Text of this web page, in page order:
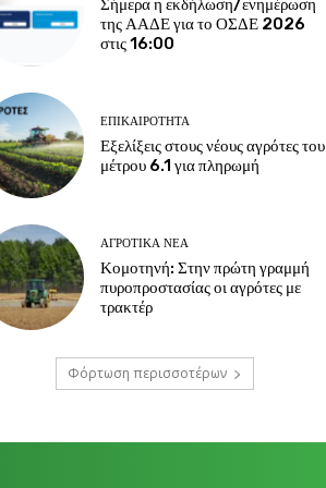
Σήμερα η εκδήλωση/ενημέρωση
της ΑΑΔΕ για το ΟΣΔΕ 2026
στις 16:00
ΕΠΙΚΑΙΡΌΤΗΤΑ
Εξελίξεις στους νέους αγρότες του
μέτρου 6.1 για πληρωμή
ΑΓΡΟΤΙΚΆ ΝΈΑ
Κομοτηνή: Στην πρώτη γραμμή
πυροπροστασίας οι αγρότες με
τρακτέρ
Φόρτωση περισσοτέρων